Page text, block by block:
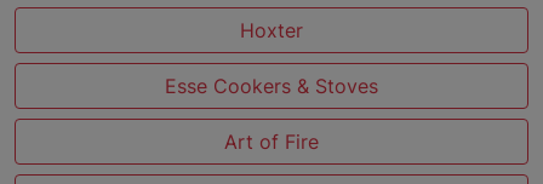
Hoxter
Esse Cookers & Stoves
Art of Fire